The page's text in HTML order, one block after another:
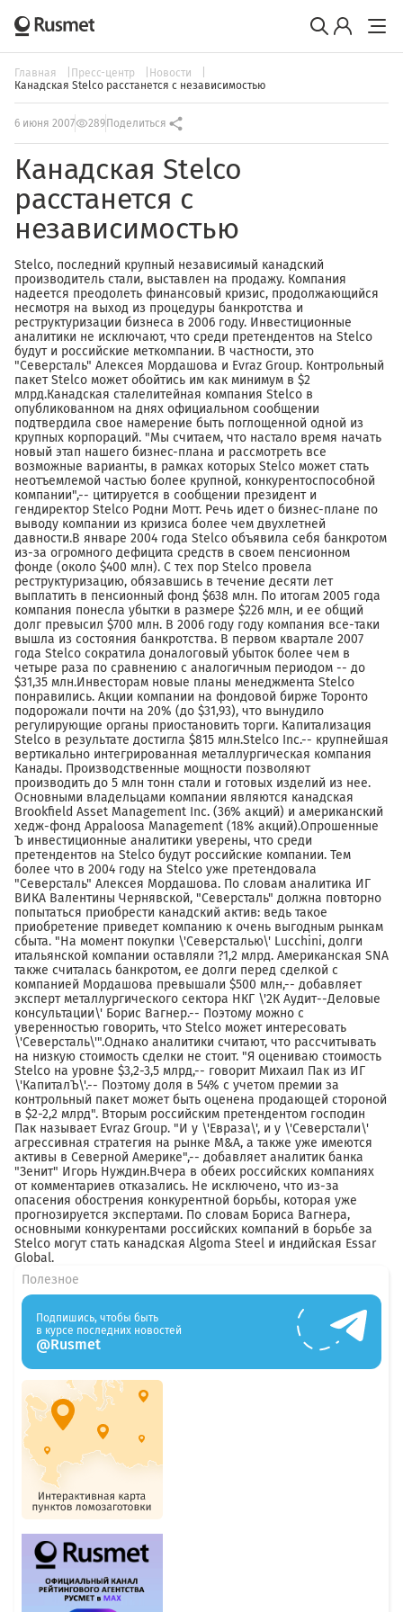
Главная Пресс-центр
Новости
Канадская Stelco расстанется с независимостью
6 июня 2007 289 Поделиться
Канадская Stelco
расстанется с
независимостью
Stelco, последний крупный независимый канадский
производитель стали, выставлен на продажу. Компания
надеется преодолеть финансовый кризис, продолжающийся
несмотря на выход из процедуры банкротства и
реструктуризации бизнеса в 2006 году. Инвестиционные
аналитики не исключают, что среди претендентов на Stelco
будут и российские меткомпании. В частности, это
"Северсталь" Алексея Мордашова и Evraz Group. Контрольный
пакет Stelco может обойтись им как минимум в $2
млрд.Канадская сталелитейная компания Stelco в
опубликованном на днях официальном сообщении
подтвердила свое намерение быть поглощенной одной из
крупных корпораций. "Мы считаем, что настало время начать
новый этап нашего бизнес-плана и рассмотреть все
возможные варианты, в рамках которых Stelco может стать
неотъемлемой частью более крупной, конкурентоспособной
компании",-- цитируется в сообщении президент и
гендиректор Stelco Родни Мотт. Речь идет о бизнес-плане по
выводу компании из кризиса более чем двухлетней
давности.В январе 2004 года Stelco объявила себя банкротом
из-за огромного дефицита средств в своем пенсионном
фонде (около $400 млн). С тех пор Stelco провела
реструктуризацию, обязавшись в течение десяти лет
выплатить в пенсионный фонд $638 млн. По итогам 2005 года
компания понесла убытки в размере $226 млн, и ее общий
долг превысил $700 млн. В 2006 году году компания все-таки
вышла из состояния банкротства. В первом квартале 2007
года Stelco сократила доналоговый убыток более чем в
четыре раза по сравнению с аналогичным периодом -- до
$31,35 млн.Инвесторам новые планы менеджмента Stelco
понравились. Акции компании на фондовой бирже Торонто
подорожали почти на 20% (до $31,93), что вынудило
регулирующие органы приостановить торги. Капитализация
Stelco в результате достигла $815 млн.Stelco Inc.-- крупнейшая
вертикально интегрированная металлургическая компания
Канады. Производственные мощности позволяют
производить до 5 млн тонн стали и готовых изделий из нее.
Основными владельцами компании являются канадская
Brookfield Asset Management Inc. (36% акций) и американский
хедж-фонд Appaloosa Management (18% акций).Опрошенные
Ъ инвестиционные аналитики уверены, что среди
претендентов на Stelco будут российские компании. Тем
более что в 2004 году на Stelco уже претендовала
"Северсталь" Алексея Мордашова. По словам аналитика ИГ
ВИКА Валентины Чернявской, "Северсталь" должна повторно
попытаться приобрести канадский актив: ведь такое
приобретение приведет компанию к очень выгодным рынкам
сбыта. "На момент покупки \'Северсталью\' Lucchini, долги
итальянской компании оставляли ?1,2 млрд. Американская SNA
также считалась банкротом, ее долги перед сделкой с
компанией Мордашова превышали $500 млн,-- добавляет
эксперт металлургического сектора НКГ \'2К Аудит--Деловые
консультации\' Борис Вагнер.-- Поэтому можно с
уверенностью говорить, что Stelco может интересовать
\'Северсталь\'".Однако аналитики считают, что рассчитывать
на низкую стоимость сделки не стоит. "Я оцениваю стоимость
Stelco на уровне $3,2-3,5 млрд,-- говорит Михаил Пак из ИГ
\'КапиталЪ\'.-- Поэтому доля в 54% с учетом премии за
контрольный пакет может быть оценена продающей стороной
в $2-2,2 млрд". Вторым российским претендентом господин
Пак называет Evraz Group. "И у \'Евраза\', и у \'Северстали\'
агрессивная стратегия на рынке M&A, а также уже имеются
активы в Северной Америке",-- добавляет аналитик банка
"Зенит" Игорь Нуждин.Вчера в обеих российских компаниях
от комментариев отказались. Не исключено, что из-за
опасения обострения конкурентной борьбы, которая уже
прогнозируется экспертами. По словам Бориса Вагнера,
основными конкурентами российских компаний в борьбе за
Stelco могут стать канадская Algoma Steel и индийская Essar
Global.
Полезное
Подпишись, чтобы быть
в курсе последних новостей
@Rusmet